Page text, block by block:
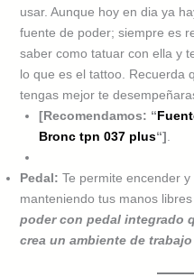
usar. Aunque hoy en dia ya
fuente de poder; siempre es
saber como tatuar con ella y
lo que es el tattoo. Recuerda
tengas mejor te
[Recomendamos: “
Bronc tpn 037 plus“].
Pedal: Te permite encender
manteniendo tus manos
poder con pedal integrado
crea un ambiente de